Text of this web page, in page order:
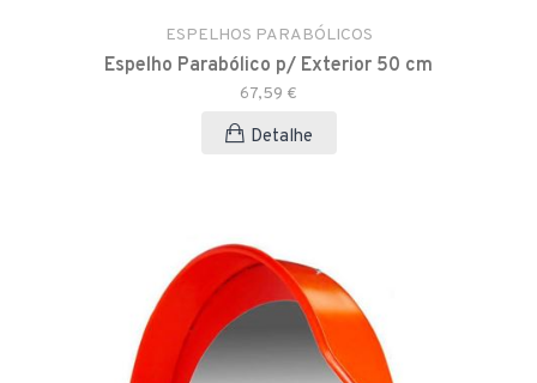
ESPELHOS PARABÓLICOS
Espelho Parabólico p/ Exterior 50 cm
67,59 €
Detalhe